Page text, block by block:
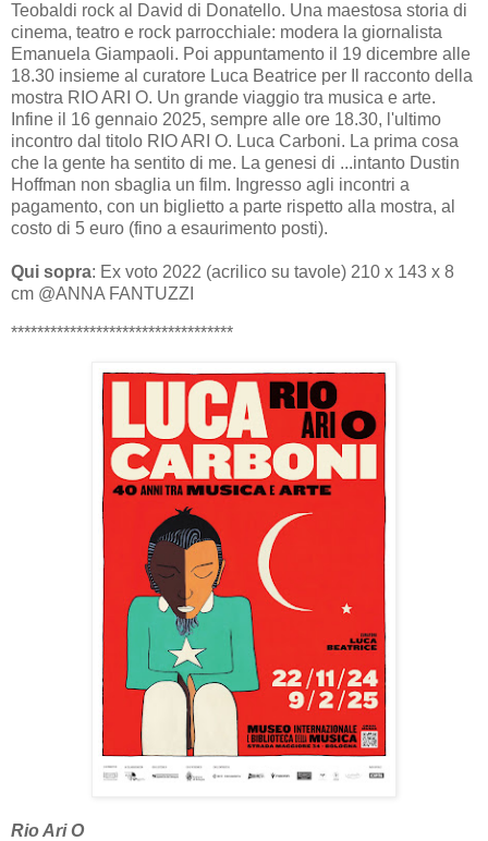
Teobaldi rock al David di Donatello. Una maestosa storia di
cinema, teatro e rock parrocchiale: modera la giornalista
Emanuela Giampaoli. Poi appuntamento il 19 dicembre alle
18.30 insieme al curatore Luca Beatrice per Il racconto della
mostra RIO ARI O. Un grande viaggio tra musica e arte.
Infine il 16 gennaio 2025, sempre alle ore 18.30, l'ultimo
incontro dal titolo RIO ARI O. Luca Carboni. La prima cosa
che la gente ha sentito di me. La genesi di ...intanto Dustin
Hoffman non sbaglia un film. Ingresso agli incontri a
pagamento, con un biglietto a parte rispetto alla mostra, al
costo di 5 euro (fino a esaurimento posti).
Qui sopra: Ex voto 2022 (acrilico su tavole) 210 x 143 x 8
cm @ANNA FANTUZZI
**********************************
Rio Ari O